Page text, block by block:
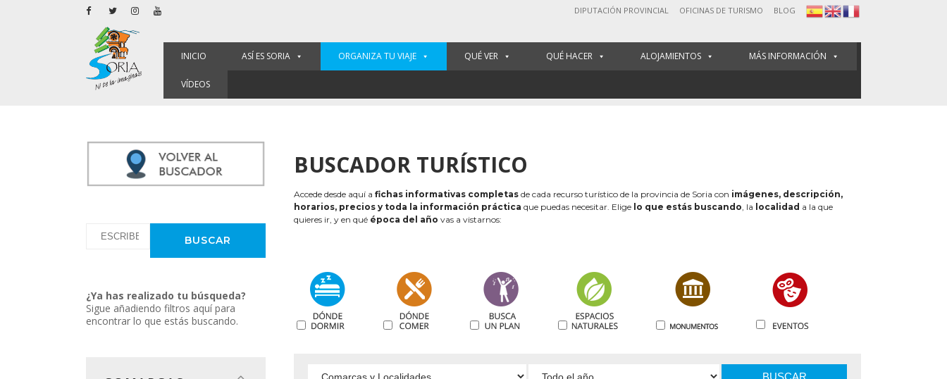
DIPUTACIÓN PROVINCIAL OFICINAS DE TURISMO BLOG
INICIO ASÍ ES SORIA ORGANIZA TU VIAJE QUÉ VER QUÉ HACER ALOJAMIENTOS MÁS INFORMACIÓN
VÍDEOS
¿Ya has realizado tu búsqueda?
Sigue añadiendo filtros aquí para
encontrar lo que estás buscando.
BUSCADOR TURÍSTICO
Accede desde aquí a fichas informativas completas de cada recurso turístico de la provincia de Soria con imágenes, descripción,
horarios, precios y toda la información práctica que puedas necesitar. Elige lo que estás buscando, la localidad a la que
quieres ir, y en qué época del año vas a vistarnos: